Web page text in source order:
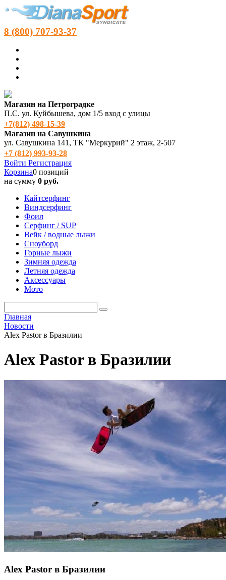
8 (800) 707-93-37
Магазин на Петроградке
П.С. ул. Куйбышева, дом 1/5 вход с улицы
+7(812) 498‑15-39
Магазин на Савушкина
ул. Савушкина 141, ТК "Меркурий" 2 этаж, 2-507
+7 (812) 993-93-28
Войти Регистрация
Корзина0 позиций
на сумму 0 руб.
Кайтсерфинг
Виндсерфинг
Фоил
Серфинг / SUP
Вейк / водные лыжи
Сноуборд
Горные лыжи
Зимняя одежда
Летняя одежда
Аксессуары
Мото
Главная
Новости
Alex Pastor в Бразилии
Alex Pastor в Бразилии
Alex Pastor в Бразилии